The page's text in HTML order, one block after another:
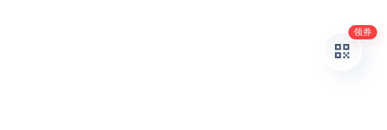
领券